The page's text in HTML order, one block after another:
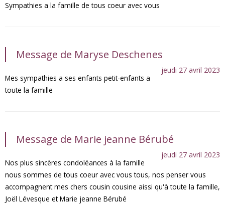
Sympathies a la famille de tous coeur avec vous
Message de Maryse Deschenes
jeudi 27 avril 2023
Mes sympathies a ses enfants petit-enfants a
toute la famille
Message de Marie jeanne Bérubé
jeudi 27 avril 2023
Nos plus sincères condoléances à la famille
nous sommes de tous coeur avec vous tous, nos penser vous
accompagnent mes chers cousin cousine aissi qu'à toute la famille,
Joël Lévesque et Marie jeanne Bérubé